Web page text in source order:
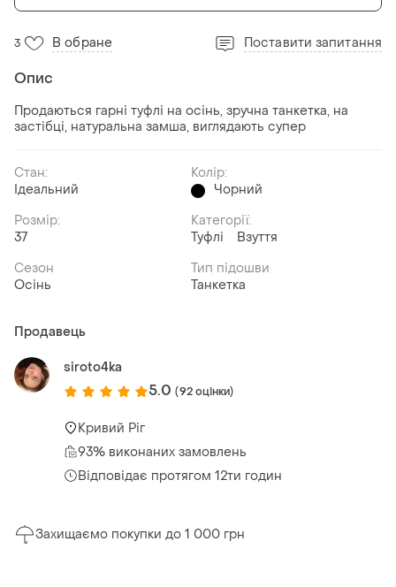
3 В обране Поставити запитання
Опис
Продаються гарні туфлі на осінь, зручна танкетка, на
застібці, натуральна замша, виглядають супер
Стан:
Ідеальний
Колір:
Чорний
Розмір:
37
Категорії:
Туфлі
Взуття
Сезон
Осінь
Тип підошви
Танкетка
Продавець
siroto4ka
5.0 (92 оцінки)
Кривий Ріг
93% виконаних замовлень
Відповідає протягом 12ти годин
Захищаємо покупки до 1 000 грн